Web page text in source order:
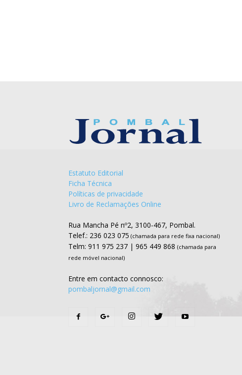
Estatuto Editorial
Ficha Técnica
Políticas de privacidade
Livro de Reclamações Online
Rua Mancha Pé nº2, 3100-467, Pombal.
Telef.: 236 023 075 (chamada para rede fixa nacional)
Telm: 911 975 237 | 965 449 868 (chamada para
rede móvel nacional)
Entre em contacto connosco:
pombaljornal@gmail.com